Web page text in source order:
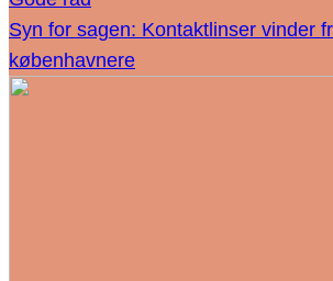
Syn for sagen: Kontaktlinser vinder
københavnere